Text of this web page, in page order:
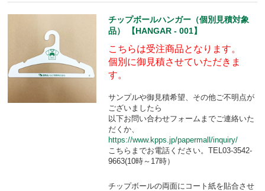
チップボールハンガー（個別見積対象
品） 【HANGAR - 001】
こちらは受注商品となります。
個別に御見積させていただきま
す。
サンプルや御見積希望、その他ご不明点が
ございましたら
以下お問い合わせフォームまでご連絡いた
だくか、
https://www.kpps.jp/papermall/inquiry/
こちらまでお電話ください。TEL03-3542-
9663(10時～17時）
チップボールの両面にコート紙を貼合させ